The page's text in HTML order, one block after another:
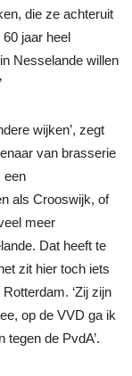
die ze achteruit
jaar heel
Nesselande willen
wijken’, zegt
van brasserie
een
als Crooswijk, of
meer
Dat heeft te
zit hier toch iets
‘Zij zijn
op de VVD ga ik
de PvdA’.